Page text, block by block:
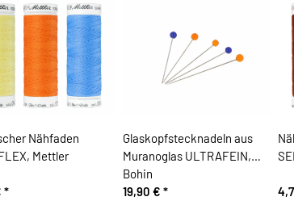
Nähfaden
Mettler
*
Glaskopfstecknadeln aus
Muranoglas ULTRAFEIN,
Bohin
19,90 € *